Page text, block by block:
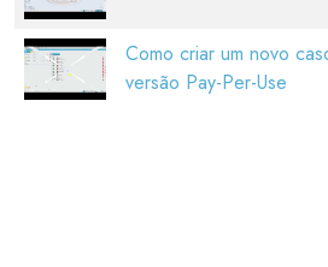
Como criar um novo
versão Pay-Per-Use